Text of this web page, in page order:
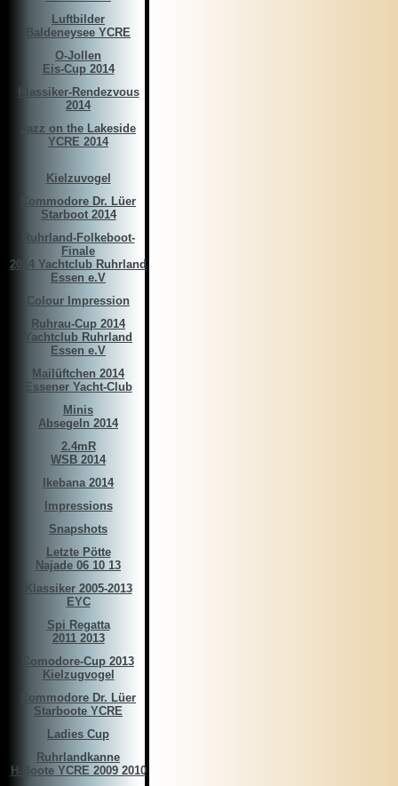
Luftbilder
Baldeneysee YCRE
O-Jollen
Eis-Cup 2014
Klassiker-Rendezvous
2014
Jazz on the Lakeside
YCRE 2014
Kielzuvogel
Commodore Dr. Lüer
Starboot 2014
Ruhrland-Folkeboot-
Finale
2014 Yachtclub Ruhrland
Essen e.V
Colour Impression
Ruhrau-Cup 2014
Yachtclub Ruhrland
Essen e.V
Mailüftchen 2014
Essener Yacht-Club
Minis
Absegeln 2014
2.4mR
WSB 2014
Ikebana 2014
Impressions
Snapshots
Letzte Pötte
Najade 06 10 13
Klassiker 2005-2013
EYC
Spi Regatta
2011 2013
Comodore-Cup 2013
Kielzugvogel
Commodore Dr. Lüer
Starboote YCRE
Ladies Cup
Ruhrlandkanne
H-Boote YCRE 2009 2010